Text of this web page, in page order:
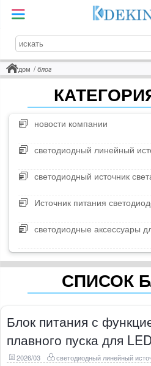
дом блог
новости компании
светодиодный линейный
светодиодный источник
Источник питания
светодиодные аксессуары
СПИСОК
Блок питания с
плавного пуска для
2026/03 светодиодный линейный